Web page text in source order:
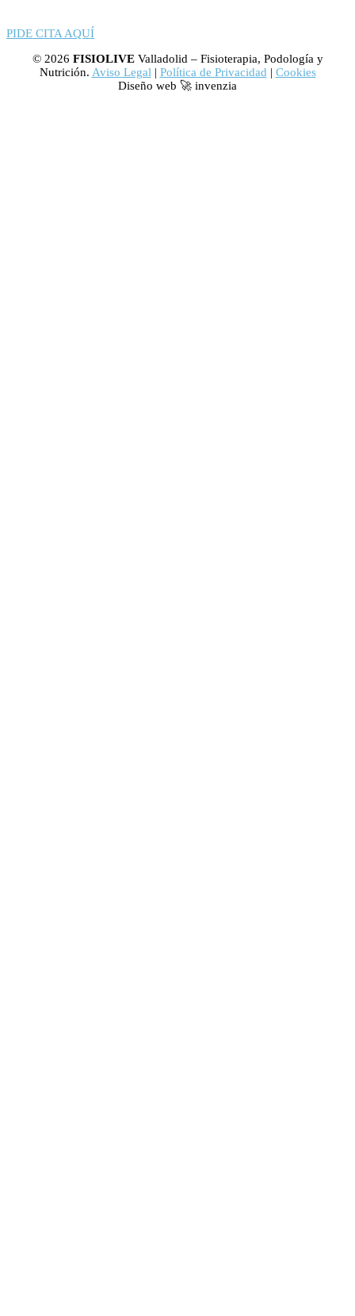
PIDE CITA AQUÍ
© 2026 FISIOLIVEValladolid – Fisioterapia, Podología y
Nutrición. Aviso Legal | Política de Privacidad | Cookies
Diseño web 🚀 invenzia